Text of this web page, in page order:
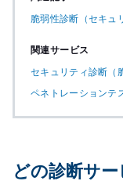
脆弱性診断（セキュ
関連サービス
セキュリティ診断（
ペネトレーションテ
どの診断サ